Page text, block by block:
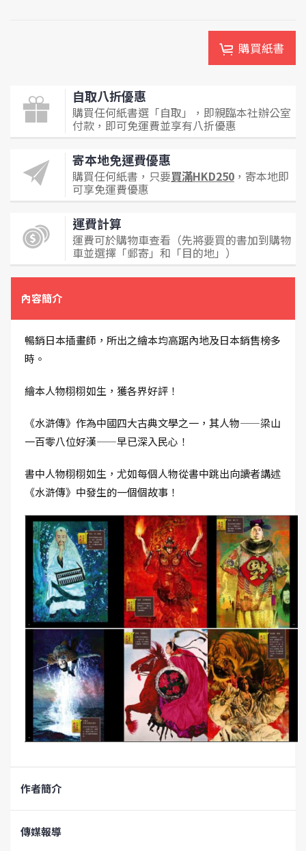
購買紙書
自取八折優惠
購買任何紙書選「自取」，即親臨本社辦公室
付款，即可免運費並享有八折優惠
寄本地免運費優惠
購買任何紙書，只要買滿HKD250 ，寄本地即
可享免運費優惠
運費計算
運費可於購物車查看（先將要買的書加到購物
車並選擇「郵寄」和「目的地」）
內容簡介
暢銷日本插畫師，所出之繪本均高踞內地及日本銷售榜多
時。
繪本人物栩栩如生，獲各界好評！
《水滸傳》作為中國四大古典文學之一，其人物——梁山
一百零八位好漢——早已深入民心！
書中人物栩栩如生，尤如每個人物從書中跳出向讀者講述
《水滸傳》中發生的一個個故事！
作者簡介
傳媒報導